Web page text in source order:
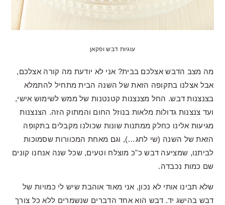
עוגיות דבש ופקאן
מה מצב הדבש אצלכם בבית? אני לא יודעת מה קורה אצלכם,
אבל אצלנו בתקופה הזאת של השנה הבית מתחיל להתמלא
בצנצנות דבש. החל מצנצנות קטנטנות של ממש לשימוש אישי,
ועד צנצנות גדולות מלאות בנוזל החום והמתוק הזה. הצנצנות
מגיעות אלינו כחלק ממתנות שונות שכולנו מקבלים בתקופה
הזאת של השנה (שי לחג…), וגם מאחת המכוורות שסמוכות
לביתנו, שמציעה דבש כ"כ מוצלח וטעים, שכל שנה אנחנו קונים
שם כמות נכבדה.
שלא תבינו אותי לא נכון, אני מאוד אוהבת שיש לי כמויות של
דבש בהישג יד. דבש הוא אחד הדברים שנשמרים ללא כל צורך